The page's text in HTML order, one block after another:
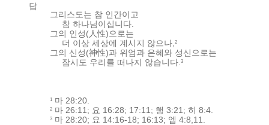
답
그리스도는 참 인간이고
참 하나님이십니다.
그의 인성(人性)으로는
더 이상 세상에 계시지 않으나, 2
그의 신성(神性)과 위엄과 은혜와 성신으로는
잠시도 우리를 떠나지 않습니다. 3
1 마 28:20.
2 마 26:11; 요 16:28; 17:11; 행 3:21; 히 8:4.
3 마 28:20; 요 14:16-18; 16:13; 엡 4:8,11.